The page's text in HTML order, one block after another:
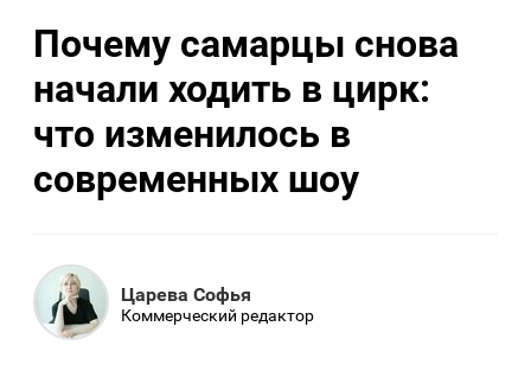
Почему самарцы снова
начали ходить в цирк:
что изменилось в
современных шоу
Царева Софья
Коммерческий редактор